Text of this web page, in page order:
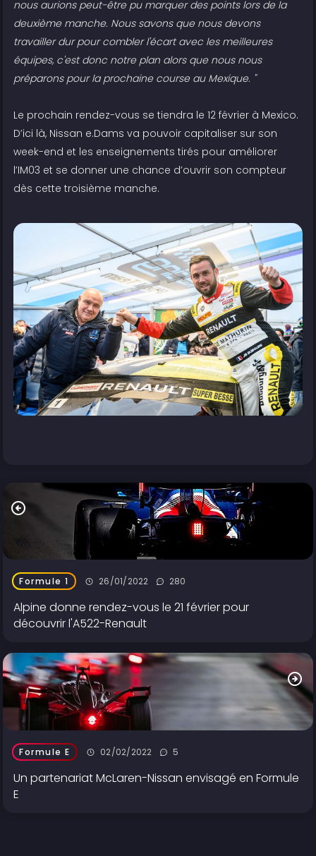
nous aurions peut-être pu marquer des points lors de la
deuxième manche. Nous savons que nous devons
travailler dur pour combler l'écart avec les meilleures
équipes, c'est donc notre plan alors que nous nous
préparons pour la prochaine course au Mexique. "
Le prochain rendez-vous se tiendra le 12 février à Mexico.
D’ici là, Nissan e.Dams va pouvoir capitaliser sur son
week-end et les enseignements tirés pour améliorer
l’IM03 et se donner une chance d’ouvrir son compteur
dès cette troisième manche.
Formule 1 26/01/2022 280
Alpine donne rendez-vous le 21 février pour
découvrir l'A522-Renault
Formule E 02/02/2022 5
Un partenariat McLaren-Nissan envisagé en Formule
E